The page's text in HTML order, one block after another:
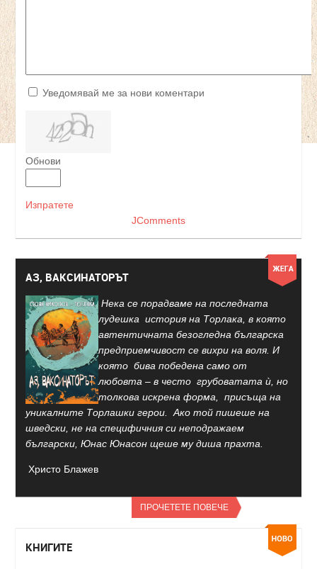
Уведомявай ме за нови коментари
Обнови
Изпратете
JComments
АЗ, ВАКСИНАТОРЪТ
Нека се порадваме на последната
лудешка история на Торлака, в която
автентичната безогледна българска
предприемчивост се вихри на воля. И
която бива победена само от
любовта – в често грубоватата ѝ, но
толкова искрена форма, присъща на
уникалните Торлашки герои. Ако той пишеше на
шведски, не на специфичния си неподражаем
български, Юнас Юнасон щеше му диша прахта.
Христо Блажев
ПРОЧЕТЕТЕ ПОВЕЧЕ
КНИГИТЕ